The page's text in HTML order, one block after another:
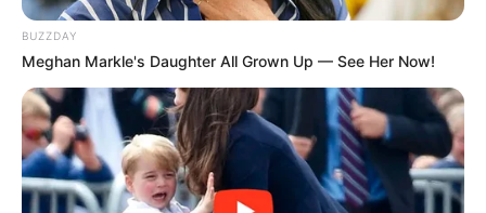
BUSCAR
DESTAQUES
BUZZDAY
Meghan Markle's Daughter All Grown Up — See Her Now!